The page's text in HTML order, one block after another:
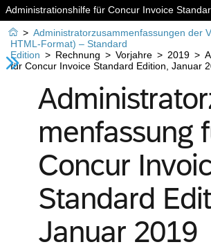
Administrationshilfe für Concur Invoice
 > Administratorzusammenfassungen der
HTML-Format) – Standard
Edition > Rechnung > Vorjahre > 2019 >
für Concur Invoice Standard Edition, Januar
menfassung
Concur
Standard
Januar 2019